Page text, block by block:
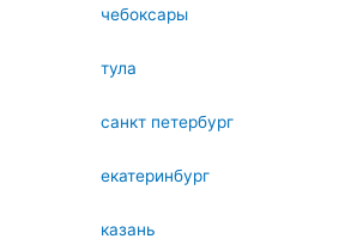
чебоксары
тула
санкт петербург
екатеринбург
казань